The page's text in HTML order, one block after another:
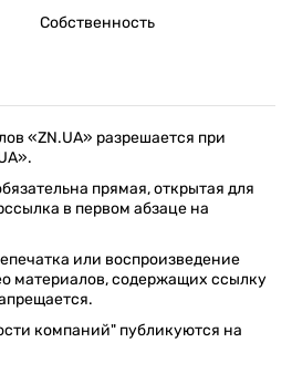
Собственность
«ZN.UA» разрешается при
прямая, открытая для
в первом абзаце на
или воспроизведение
материалов, содержащих ссылку
компаний" публикуются на